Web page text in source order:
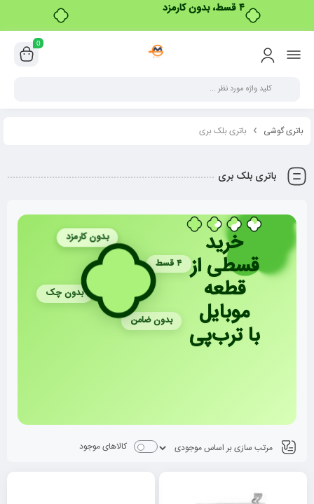
0
باتری گوشی باتری بلک بری
باتری بلک بری
خرید
قسطی از
قطعه
موبایل
با ترب‌پی
بدون کارمزد
۴ قسط
بدون چک
بدون ضامن
کالاهای موجود